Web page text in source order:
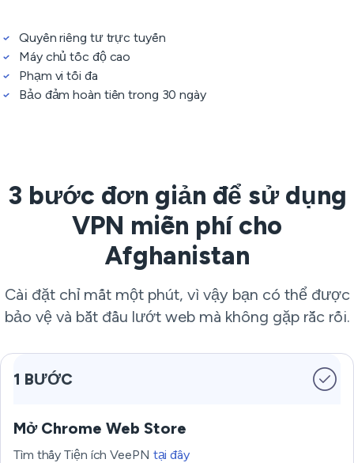
Quyền riêng tư trực tuyến
Máy chủ tốc độ cao
Phạm vi tối đa
Bảo đảm hoàn tiền trong 30 ngày
3 bước đơn giản để sử dụng
VPN miễn phí cho
Afghanistan
Cài đặt chỉ mất một phút, vì vậy bạn có thể được
bảo vệ và bắt đầu lướt web mà không gặp rắc rối.
1 BƯỚC
Mở Chrome Web Store
Tìm thấy Tiện ích VeePN tại đây